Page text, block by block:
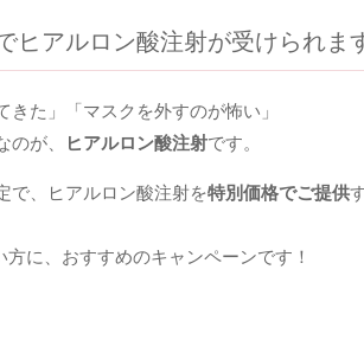
ヒアルロン酸注射が受けられま
きた」「マスクを外すのが怖い」
が、
ヒアルロン酸注射です。
で、ヒアルロン酸注射を特別価格でご提供
に、おすすめのキャンペーンです！